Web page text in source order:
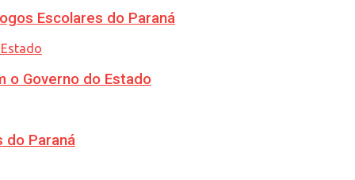
Escolares do Paraná
o Governo do Estado
do Paraná